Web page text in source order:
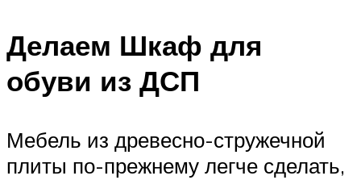
Делаем Шкаф для
обуви из ДСП
Мебель из древесно-стружечной
плиты по-прежнему легче сделать,